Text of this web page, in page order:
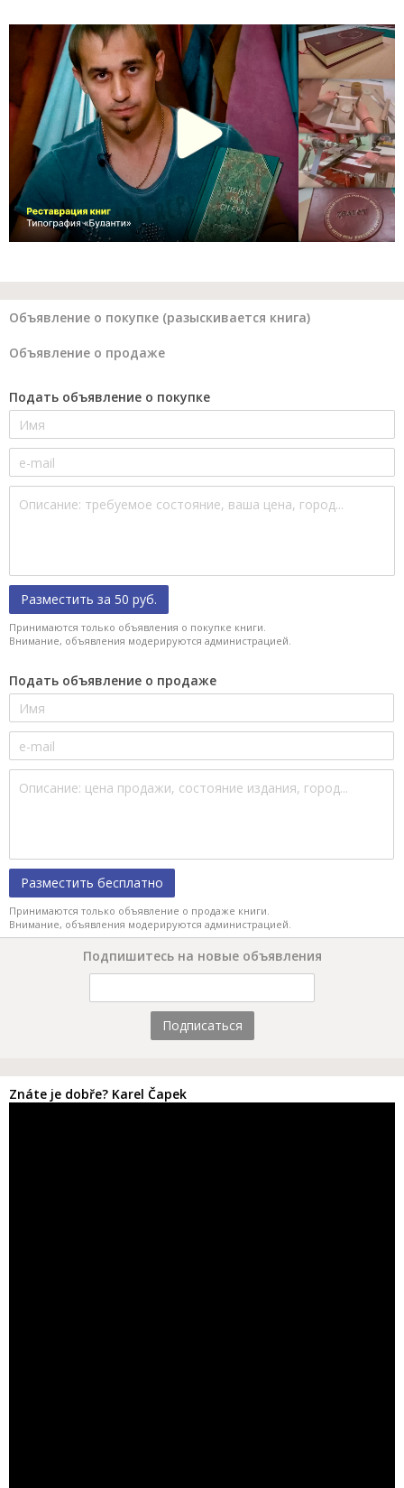
Объявление о покупке (разыскивается книга)
Объявление о продаже
Подать объявление о покупке
Разместить за 50 руб.
Принимаются только объявления о покупке книги.
Внимание, объявления модерируются администрацией.
Подать объявление о продаже
Разместить бесплатно
Принимаются только объявление о продаже книги.
Внимание, объявления модерируются администрацией.
Подпишитесь на новые объявления
Подписаться
Znáte je dobře? Karel Čapek